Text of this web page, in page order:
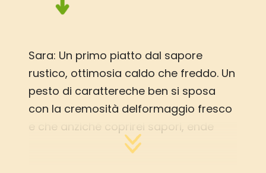
Sara: Un primo piatto dal sapore
rustico, ottimosia caldo che freddo. Un
pesto di carattereche ben si sposa
con la cremosità delformaggio fresco
e che anziché coprirei sapori, ende
tutto più morbido!E per chi crede che